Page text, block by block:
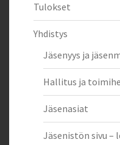
Tulokset
Yhdistys
Jäsenyys ja
Hallitus ja
Jäsenasiat
Jäsenistön sivu –